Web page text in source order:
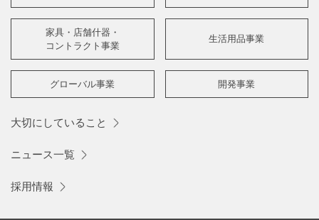
家具・店舗什器・
コントラクト事業
生活用品事業
グローバル事業 開発事業
大切にしていること
ニュース一覧
採用情報